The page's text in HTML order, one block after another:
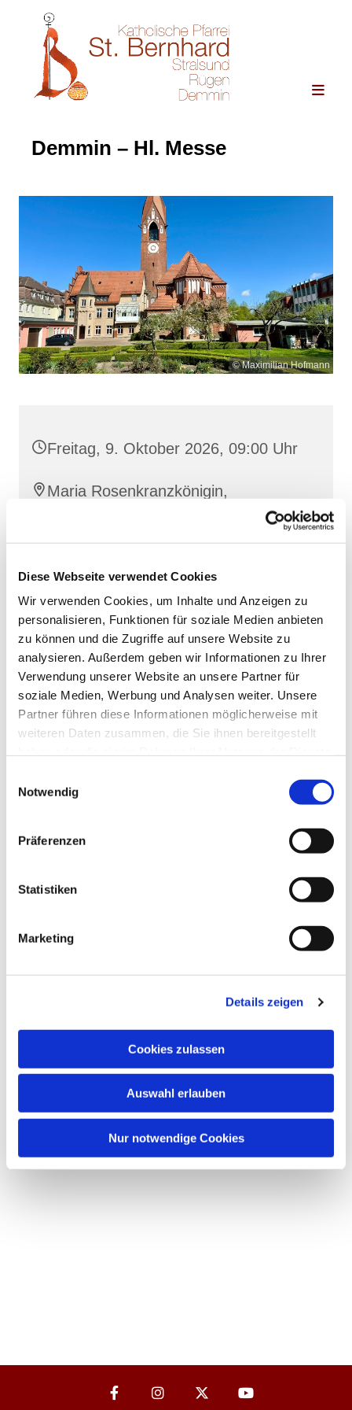
Diese Webseite verwendet Cookies
Wir verwenden Cookies, um Inhalte und Anzeigen zu
personalisieren, Funktionen für soziale Medien anbieten
zu können und die Zugriffe auf unsere Website zu
analysieren. Außerdem geben wir Informationen zu Ihrer
Verwendung unserer Website an unsere Partner für
soziale Medien, Werbung und Analysen weiter. Unsere
Partner führen diese Informationen möglicherweise mit
weiteren Daten zusammen, die Sie ihnen bereitgestellt
Notwendig
Präferenzen
Statistiken
Marketing
Details zeigen
Cookies zulassen
Auswahl erlauben
Nur notwendige Cookies
Demmin – Hl. Messe
© Maximilian Hofmann
Freitag, 9. Oktober 2026, 09:00 Uhr
Maria Rosenkranzkönigin,